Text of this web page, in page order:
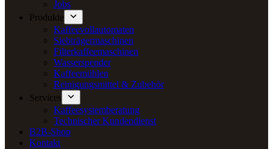
Jobs
Produkte
Kaffeevollautomaten
Siebträgermaschinen
Filterkaffeemaschinen
Wasserspender
Kaffeemühlen
Reinigungsmittel & Zubehör
Services
Kaffeesystemberatung
Technischer Kundendienst
B2B-Shop
Kontakt